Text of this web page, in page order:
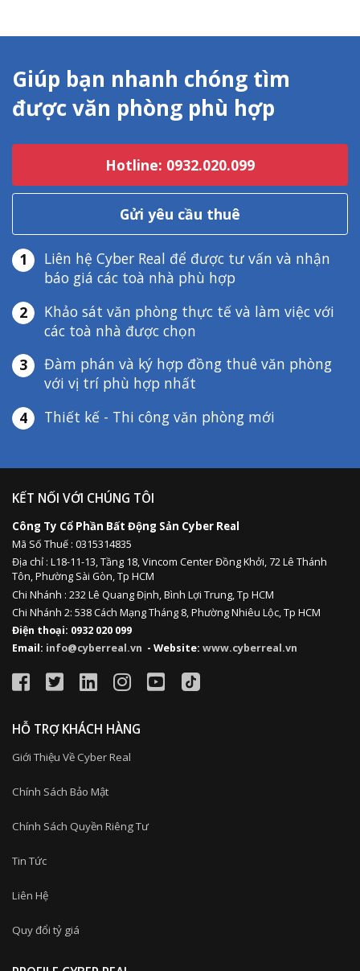
Giúp bạn nhanh chóng tìm
được văn phòng phù hợp
Hotline: 0932.020.099
Gửi yêu cầu thuê
1
Liên hệ Cyber Real để được tư vấn và nhận
báo giá các toà nhà phù hợp
2
Khảo sát văn phòng thực tế và làm việc với
các toà nhà được chọn
3
Đàm phán và ký hợp đồng thuê văn phòng
với vị trí phù hợp nhất
4
Thiết kế - Thi công văn phòng mới
KẾT NỐI VỚI CHÚNG TÔI
Công Ty Cổ Phần Bất Động Sản Cyber Real
Mã Số Thuế : 0315314835
Địa chỉ : L18-11-13,Tầng 18, Vincom Center Đồng Khởi, 72 Lê Thánh
Tôn, Phường Sài Gòn, Tp HCM
Chi Nhánh : 232 Lê Quang Định,Bình Lợi Trung,Tp HCM
Chi Nhánh 2: 538 Cách Mạng Tháng 8, Phường Nhiêu Lộc, Tp HCM
Điện thoại: 0932 020 099
Email: info@cyberreal.vn - Website: www.cyberreal.vn
HỖ TRỢ KHÁCH HÀNG
Giới Thiệu Về Cyber Real
Chính Sách Bảo Mật
Chính Sách Quyền Riêng Tư
Tin Tức
Liên Hệ
Quy đổi tỷ giá